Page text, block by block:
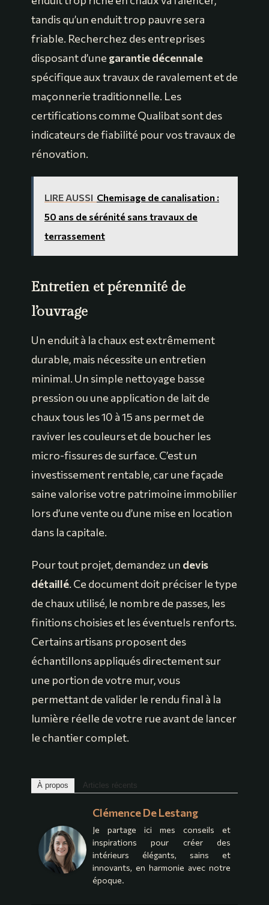
tandis qu’un enduit trop pauvre sera
friable. Recherchez des entreprises
disposant d’une garantie décennale
spécifique aux travaux de ravalement et de
maçonnerie traditionnelle. Les
certifications comme Qualibat sont des
indicateurs de fiabilité pour vos travaux de
rénovation.
LIRE AUSSI Chemisage de canalisation :
50 ans de sérénité sans travaux de
terrassement
Entretien et pérennité de
l’ouvrage
Un enduit à la chaux est extrêmement
durable, mais nécessite un entretien
minimal. Un simple nettoyage basse
pression ou une application de lait de
chaux tous les 10 à 15 ans permet de
raviver les couleurs et de boucher les
micro-fissures de surface. C’est un
investissement rentable, car une façade
saine valorise votre patrimoine immobilier
lors d’une vente ou d’une mise en location
dans la capitale.
Pour tout projet, demandez un devis
détaillé. Ce document doit préciser le type
de chaux utilisé, le nombre de passes, les
finitions choisies et les éventuels renforts.
Certains artisans proposent des
échantillons appliqués directement sur
une portion de votre mur, vous
permettant de valider le rendu final à la
lumière réelle de votre rue avant de lancer
le chantier complet.
À propos Articles récents
Clémence De Lestang
Je partage ici mes conseils et
inspirations pour créer des
intérieurs élégants, sains et
innovants, en harmonie avec notre
époque.